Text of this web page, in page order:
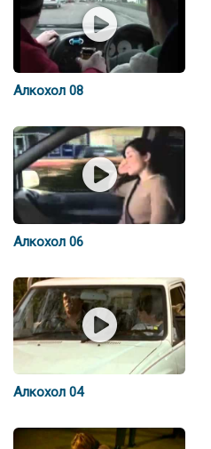
Алкохол 08
Алкохол 06
Алкохол 04